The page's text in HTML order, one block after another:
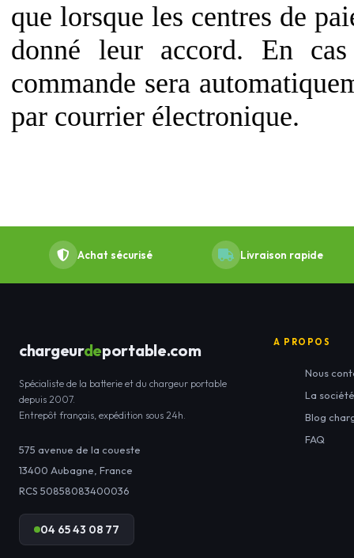
que lorsque les centres de
donné leur accord. En
commande sera
par courrier électronique.
Achat sécurisé Livraison rapide
chargeurdeportable.com
Spécialiste de la batterie et du chargeur portable
depuis 2007.
Entrepôt français, expédition sous 24h.
575 avenue de la coueste
13400 Aubagne France
RCS 50858083400036
04 65 43 08 77
A PROPOS
Nous
La
Blog
FAQ